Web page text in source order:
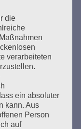
Wir sind
denn wer
nichts.
die
verarbeiteten
ein absoluter
kann. Aus
Person
auf